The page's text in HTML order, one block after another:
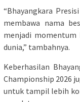
“Bhayangkara
membawa nama
menjadi momentum
dunia,” tambahnya.
Keberhasilan
Championship 2026
untuk tampil lebih